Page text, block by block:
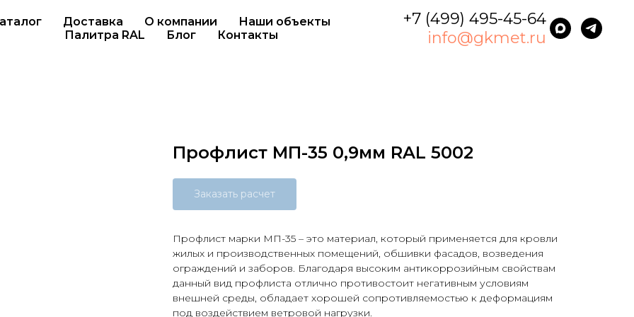
Доставка О компании
Наши объекты
Палитра RAL
Блог Контакты
+7 (499) 495-45-64
info@gkmet.ru
Профлист МП-35 0,9мм RAL 5002
Заказать расчет
Профлист марки МП-35 – это материал, который применяется для кровли
жилых и производственных помещений, обшивки фасадов, возведения
ограждений и заборов. Благодаря высоким антикоррозийным свойствам
данный вид профлиста отлично противостоит негативным условиям
внешней среды, обладает хорошей сопротивляемостью к деформациям
под воздействием ветровой нагрузки.